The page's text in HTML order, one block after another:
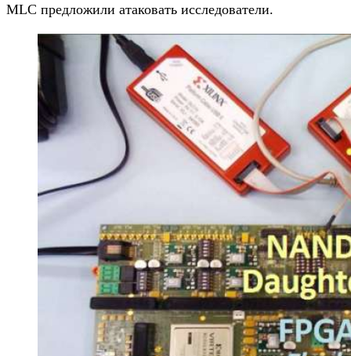
MLC предложили атаковать исследователи.